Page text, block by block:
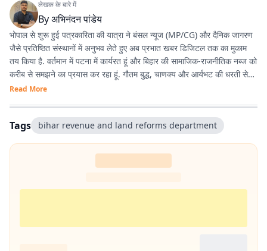
लेखक के बारे में
Byअभिनंदन पांडेय
भोपाल से शुरू हुई पत्रकारिता की यात्रा ने बंसल न्यूज (MP/CG) और दैनिक जागरण
जैसे प्रतिष्ठित संस्थानों में अनुभव लेते हुए अब प्रभात खबर डिजिटल तक का मुकाम
तय किया है. वर्तमान में पटना में कार्यरत हूं और बिहार की सामाजिक-राजनीतिक नब्ज को
करीब से समझने का प्रयास कर रहा हूं. गौतम बुद्ध, चाणक्य और आर्यभट की धरती से
होने का गर्व है. देश-विदेश की घटनाओं, बिहार की राजनीति, और किस्से-कहानियों में
Read More
Tags bihar revenue and land reforms department